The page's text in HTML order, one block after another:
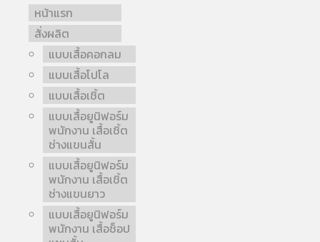
หน้าแรก
สั่งผลิต
แบบเสื้อคอกลม
แบบเสื้อโปโล
แบบเสื้อเชิ้ต
แบบเสื้อยูนิฟอร์ม
พนักงาน เสื้อเชิ้ต
ช่างแขนสั้น
แบบเสื้อยูนิฟอร์ม
พนักงาน เสื้อเชิ้ต
ช่างแขนยาว
แบบเสื้อยูนิฟอร์ม
พนักงาน เสื้อช็อป